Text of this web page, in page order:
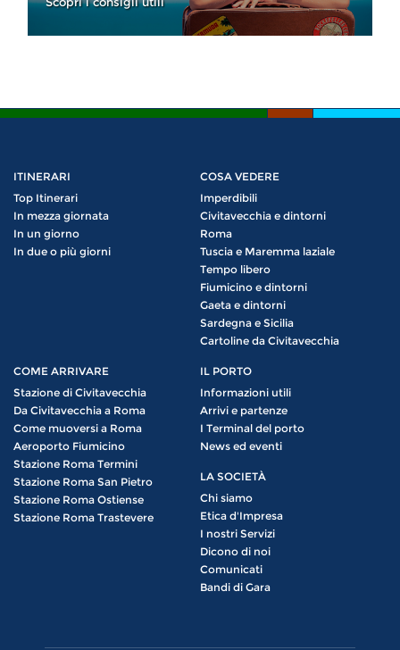
ITINERARI
Top Itinerari
In mezza giornata
In un giorno
In due o più giorni
COSA VEDERE
Imperdibili
Civitavecchia e dintorni
Roma
Tuscia e Maremma laziale
Tempo libero
Fiumicino e dintorni
Gaeta e dintorni
Sardegna e Sicilia
Cartoline da Civitavecchia
COME ARRIVARE
Stazione di Civitavecchia
Da Civitavecchia a Roma
Come muoversi a Roma
Aeroporto Fiumicino
Stazione Roma Termini
Stazione Roma San Pietro
Stazione Roma Ostiense
Stazione Roma Trastevere
IL PORTO
Informazioni utili
Arrivi e partenze
I Terminal del porto
News ed eventi
LA SOCIETÀ
Chi siamo
Etica d'Impresa
I nostri Servizi
Dicono di noi
Comunicati
Bandi di Gara